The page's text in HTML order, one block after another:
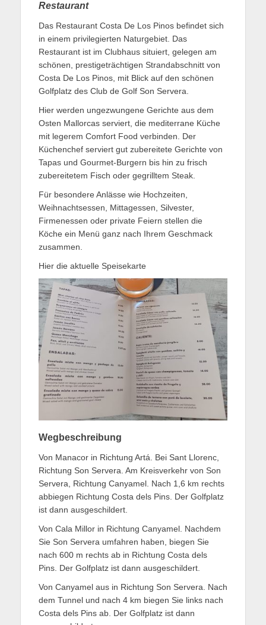
Restaurant
Das Restaurant Costa De Los Pinos befindet sich
in einem privilegierten Naturgebiet. Das
Restaurant ist im Clubhaus situiert, gelegen am
schönen, prestigeträchtigen Strandabschnitt von
Costa De Los Pinos, mit Blick auf den schönen
Golfplatz des Club de Golf Son Servera.
Hier werden ungezwungene Gerichte aus dem
Osten Mallorcas serviert, die mediterrane Küche
mit legerem Comfort Food verbinden. Der
Küchenchef serviert gut zubereitete Gerichte von
Tapas und Gourmet-Burgern bis hin zu frisch
zubereitetem Fisch oder gegrilltem Steak.
Für besondere Anlässe wie Hochzeiten,
Weihnachtsessen, Mittagessen, Silvester,
Firmenessen oder private Feiern stellen die
Köche ein Menü ganz nach Ihrem Geschmack
zusammen.
Hier die aktuelle Speisekarte
Wegbeschreibung
Von Manacor in Richtung Artá. Bei Sant Llorenc,
Richtung Son Servera. Am Kreisverkehr von Son
Servera, Richtung Canyamel. Nach 1,6 km rechts
abbiegen Richtung Costa dels Pins. Der Golfplatz
ist dann ausgeschildert.
Von Cala Millor in Richtung Canyamel. Nachdem
Sie Son Servera umfahren haben, biegen Sie
nach 600 m rechts ab in Richtung Costa dels
Pins. Der Golfplatz ist dann ausgeschildert.
Von Canyamel aus in Richtung Son Servera. Nach
dem Tunnel und nach 4 km biegen Sie links nach
Costa dels Pins ab. Der Golfplatz ist dann